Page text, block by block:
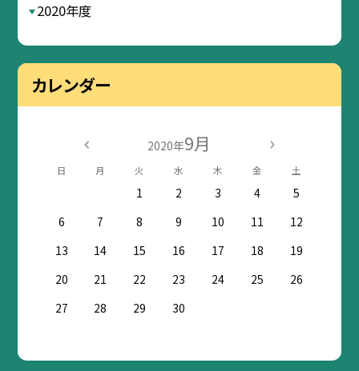
2020年度
カレンダー
2020年9月
日 月 火 水 木 金 土
1 2 3 4
5
6
7 8 9 10 11
12
13
14 15 16 17 18
19
20
21 22 23 24 25
26
27
28 29 30